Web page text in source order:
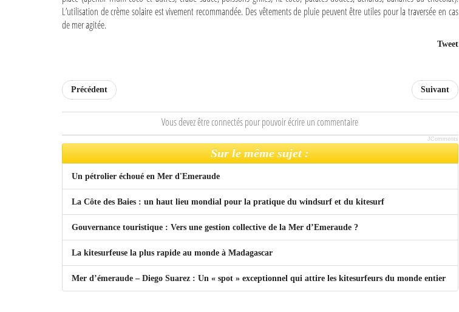
L’utilisation de crème solaire est vivement recommandée. Des vêtements de pluie peuvent être utiles pour la traversée en cas
de mer agitée.
Tweet
Précédent Suivant
Vous devez être connectés pour pouvoir écrire un commentaire
JComments
Sur le même sujet :
Un pétrolier échoué en Mer d'Emeraude
La Côte des Baies : un haut lieu mondial pour la pratique du windsurf et du kitesurf
Gouvernance touristique : Vers une gestion collective de la Mer d’Emeraude ?
La kitesurfeuse la plus rapide au monde à Madagascar
Mer d’émeraude – Diego Suarez : Un « spot » exceptionnel qui attire les kitesurfeurs du monde entier